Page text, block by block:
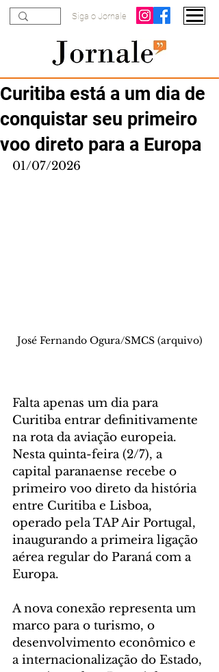
Siga o Jornale
Curitiba está a um dia de
conquistar seu primeiro
voo direto para a Europa
01/07/2026
José Fernando Ogura/SMCS (arquivo)
Falta apenas um dia para
Curitiba entrar definitivamente
na rota da aviação europeia.
Nesta quinta-feira (2/7), a
capital paranaense recebe o
primeiro voo direto da história
entre Curitiba e Lisboa,
operado pela TAP Air Portugal,
inaugurando a primeira ligação
aérea regular do Paraná com a
Europa.
A nova conexão representa um
marco para o turismo, o
desenvolvimento econômico e
a internacionalização do Estado,